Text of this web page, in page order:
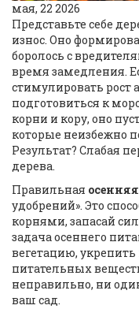
мая, 22 2026
Представьте себе
износ. Оно
боролось с
время замедления.
стимулировать рост
подготовиться к
корни и кору, оно
которые неизбежно
Результат? Слабая
дерева.
Правильная
удобрений». Это
корнями, запасай
задача осеннего
вегетацию,
питательных
неправильно, ни
ваш сад.